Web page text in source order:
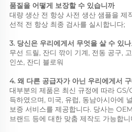
품질을 어떻게 보장할 수 있습니까
대량 생산 전 항상 사전 생산 샘플을 제
선적 전 항상 최종 검사를 실시합니다;
3. 당신은 우리에게서 무엇을 살 수 있
무선 드릴, 잔디 깎이 기계, 전동 공구,
인쏘, 잔디 블로워
4. 왜 다른 공급자가 아닌 우리에게서
대부분의 제품은 최신 규정에 따라
득하였으며, 미국, 유럽, 동남아시아에
보증 서비스를 제공합니다. 당사는
브랜드 등에 대한 맞춤 제작도 가능합니